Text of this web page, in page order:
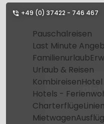
+49 (0) 37422 - 746 467
Pauschalreisen
Last Minute
Familienurlaub
Urlaub & Reisen
KombireisenHotel
Hotels -
Charterflüge
Mietwagen
al-